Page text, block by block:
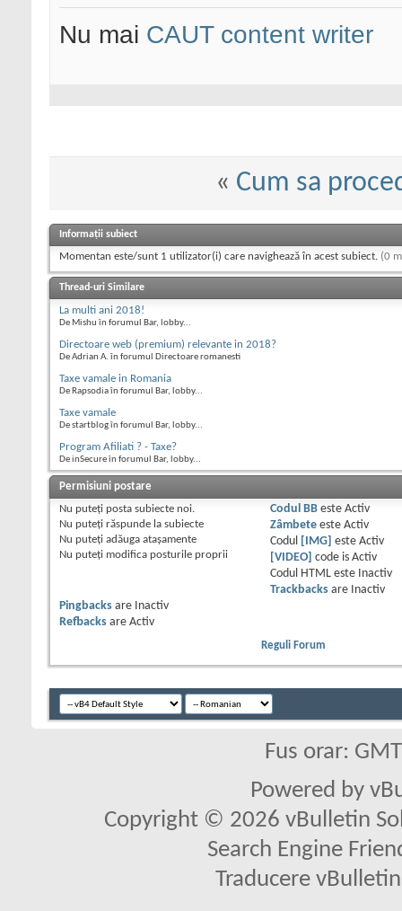
Nu mai CAUT content writer
« Cum sa
Informații subiect
Momentan este/sunt 1 utilizator(i) care navighează în acest subiect. (0
Thread-uri Similare
La multi ani 2018!
De Mishu în forumul Bar, lobby...
Directoare web (premium) relevante in 2018?
De Adrian A. în forumul Directoare romanesti
Taxe vamale in Romania
De Rapsodia în forumul Bar, lobby...
Taxe vamale
De startblog în forumul Bar, lobby...
Program Afiliati ? - Taxe?
De inSecure în forumul Bar, lobby...
Permisiuni postare
Nu puteţi posta subiecte noi.
Nu puteţi răspunde la subiecte
Nu puteţi adăuga ataşamente
Nu puteţi modifica posturile proprii
Codul BBeste Activ
Zâmbeteeste Activ
Codul
[IMG] este Activ
[VIDEO]
code is Activ
Codul HTML este
Inactiv
Trackbacksare
Inactiv
Pingbacks are
Inactiv
Refbacks are Activ
Reguli Forum
Fus orar:
Powered by
Copyright © 2026 vBulletin
Search Engine
Traducere